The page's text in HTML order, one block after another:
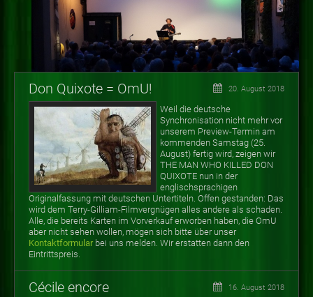
Don Quixote = OmU! 20. August 2018
Weil die deutsche
Synchronisation nicht mehr vor
unserem Preview-Termin am
kommenden Samstag (25.
August) fertig wird, zeigen wir
THE MAN WHO KILLED DON
QUIXOTE nun in der
englischsprachigen
Originalfassung mit deutschen Untertiteln. Offen gestanden: Das
wird dem Terry-Gilliam-Filmvergnügen alles andere als schaden.
Alle, die bereits Karten im Vorverkauf erworben haben, die OmU
aber nicht sehen wollen, mögen sich bitte über unser
Kontaktformularbei uns melden. Wir erstatten dann den
Eintrittspreis.
Cécile encore 16. August 2018